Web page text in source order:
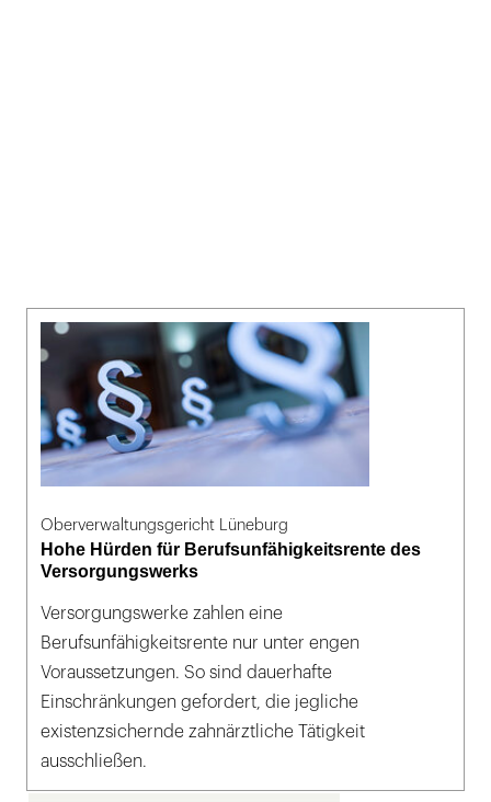
Oberverwaltungsgericht Lüneburg
Hohe Hürden für Berufsunfähigkeitsrente des
Versorgungswerks
Versorgungswerke zahlen eine
Berufsunfähigkeitsrente nur unter engen
Voraussetzungen. So sind dauerhafte
Einschränkungen gefordert, die jegliche
existenzsichernde zahnärztliche Tätigkeit
ausschließen.